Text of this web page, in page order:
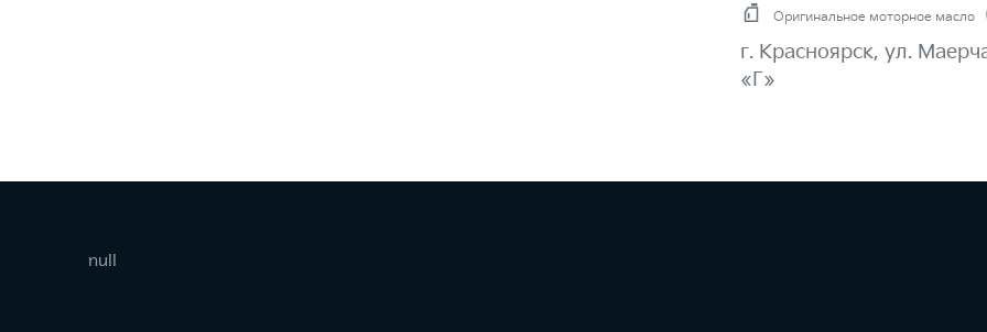
Оригинальное моторное масло
г. Красноярск, ул.
«Г»
null